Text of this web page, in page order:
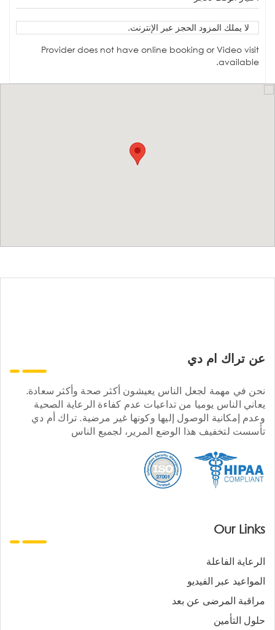
لا يملك المزود الحجز عبر الإنترنت.
Provider does not have online booking or Video visit
available.
عن تراك ام دي
نحن في مهمة لجعل الناس يعيشون أكثر صحة وأكثر سعادة.
يعاني الناس يوميا من تداعيات عدم كفاءة الرعاية الصحية
وعدم إمكانية الوصول إليها وكونها غير مرضية. تراك أم دي
تأسست لتخفيف هذا الوضع المرير، لجميع الناس
Our Links
الرعاية الفاعلة
المواعيد عبر الفيديو
مراقبة المرضى عن بعد
حلول التأمين